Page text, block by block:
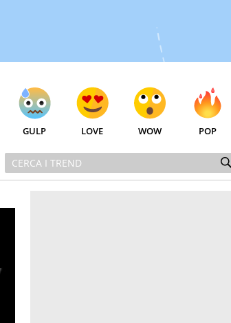
GULP LOVE WOW POP